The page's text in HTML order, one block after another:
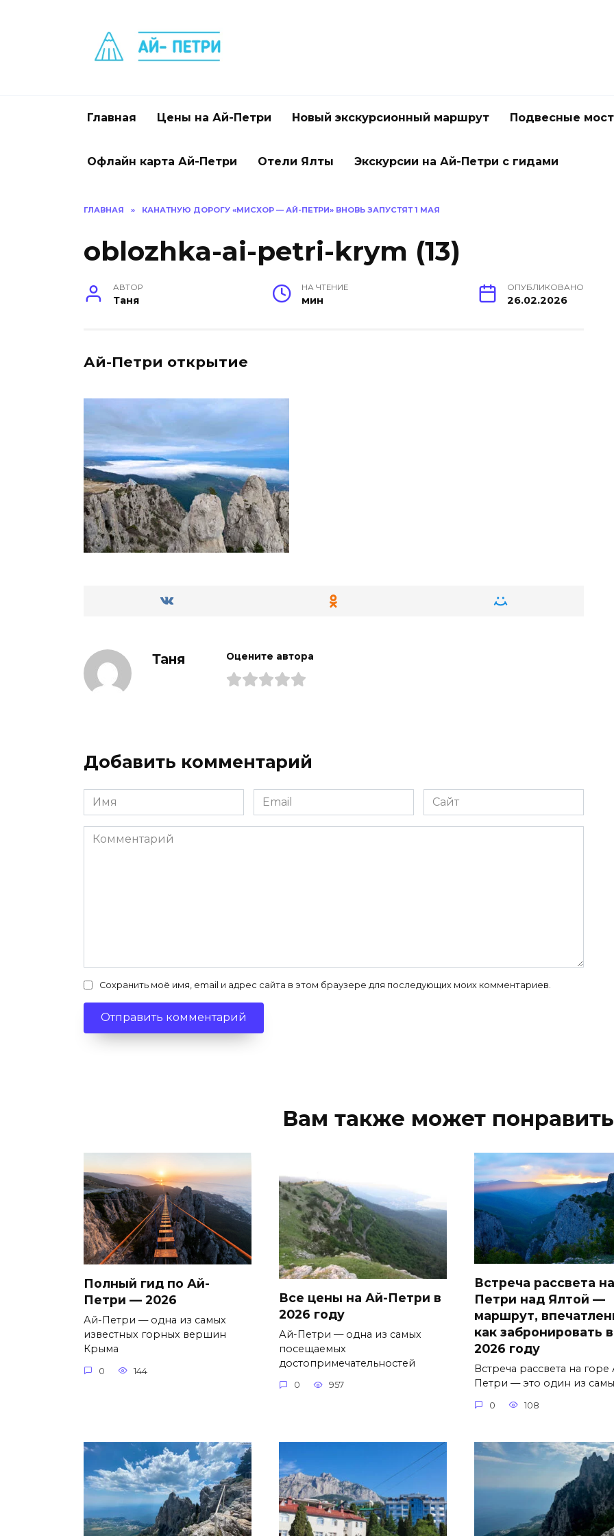
Главная Цены на Ай-Петри Новый экскурсионный маршрут Подвесные
Офлайн карта Ай-Петри Отели Ялты Экскурсии на Ай-Петри с гидами
ГЛАВНАЯ » КАНАТНУЮ ДОРОГУ «МИСХОР — АЙ-ПЕТРИ» ВНОВЬ ЗАПУСТЯТ 1 МАЯ
oblozhka-ai-petri-krym (13)
АВТОР
Таня
НА ЧТЕНИЕ
мин
ОПУБЛИКОВАНО
26.02.2026
Ай-Петри открытие
Таня Оцените автора
Добавить комментарий
Имя
*
Email
*
Сайт
Комментарий
Сохранить моё имя, email и адрес сайта в этом браузере для последующих моих комментариев.
Вам также может
Полный гид по Ай-
Петри — 2026
Ай-Петри — одна из самых
известных горных вершин
Крыма
0 144
Все цены на Ай-Петри в
2026 году
Ай-Петри — одна из самых
посещаемых
достопримечательностей
0 957
Встреча рассвета
Петри над Ялтой —
маршрут,
как забронировать в
2026 году
Встреча рассвета на горе
Петри — это один из
0 108